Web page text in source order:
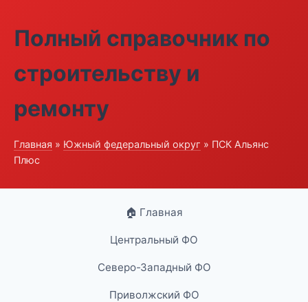
Полный справочник по
строительству и
ремонту
Главная » Южный федеральный округ » ПСК Альянс
Плюс
🏠 Главная
Центральный ФО
Северо-Западный ФО
Приволжский ФО